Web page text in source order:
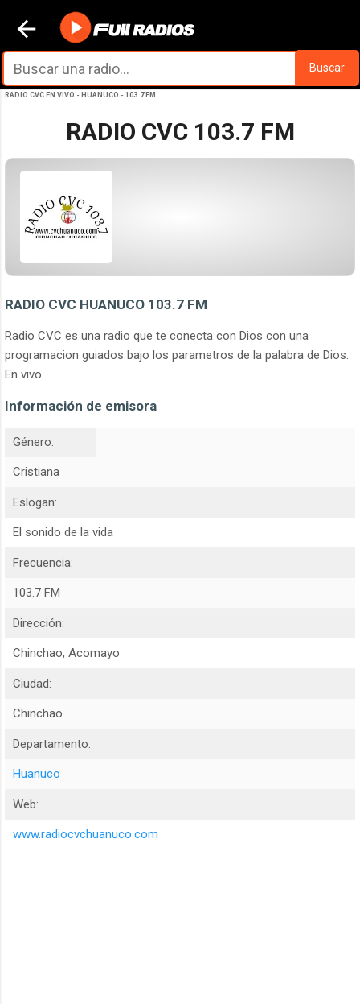
Ir al contenido principal
Buscar
RADIO CVC EN VIVO - HUANUCO - 103.7 FM
RADIO CVC 103.7 FM
RADIO CVC HUANUCO 103.7 FM
Radio CVC es una radio que te conecta con Dios con una
programacion guiados bajo los parametros de la palabra de Dios.
En vivo.
Información de emisora
Género:
Cristiana
Eslogan:
El sonido de la vida
Frecuencia:
103.7 FM
Dirección:
Chinchao, Acomayo
Ciudad:
Chinchao
Departamento:
Huanuco
Web:
www.radiocvchuanuco.com